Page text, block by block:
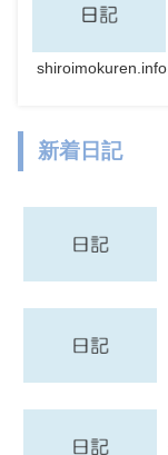
shiroimokuren.info
新着日記